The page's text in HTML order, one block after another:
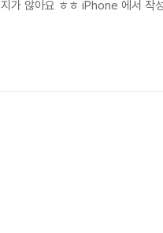
지가 않아요 ㅎㅎ iPhone 에서 작